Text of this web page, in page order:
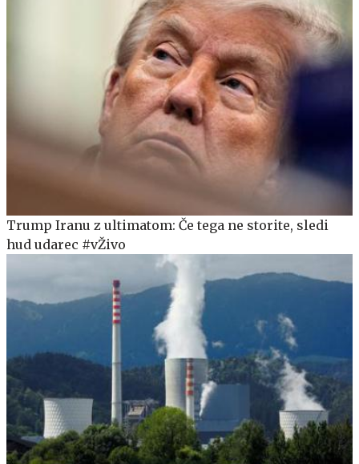
Trump Iranu z ultimatom: Če tega ne storite, sledi
hud udarec #vŽivo